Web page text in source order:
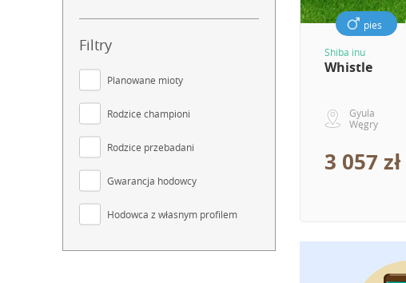
Filtry
Planowane mioty
Rodzice championi
Rodzice przebadani
Gwarancja hodowcy
Hodowca z własnym profilem
pies
Shiba inu
Whistle
Gyula
Węgry
3 057 zł